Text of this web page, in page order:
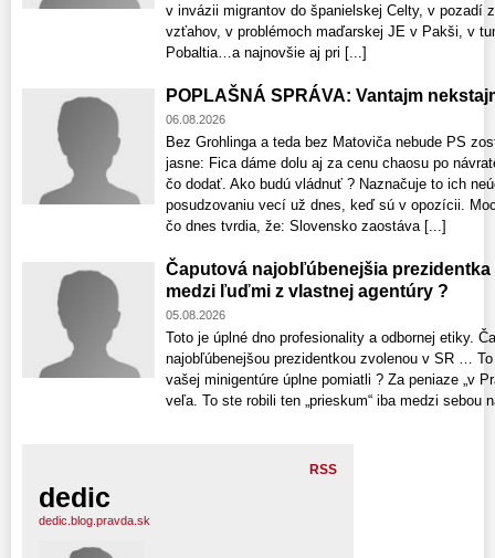
v invázii migrantov do španielskej Celty, v pozadí
vzťahov, v problémoch maďarskej JE v Pakši, v
Pobaltia…a najnovšie aj pri [...]
POPLAŠNÁ SPRÁVA: Vantajm
06.08.2026
Bez Grohlinga a teda bez Matoviča nebude PS
jasne: Fica dáme dolu aj za cenu chaosu po
čo dodať. Ako budú vládnuť ? Naznačuje to ich
posudzovaniu vecí už dnes, keď sú v opozícii.
čo dnes tvrdia, že: Slovensko zaostáva [...]
Čaputová najobľúbenejšia
medzi ľuďmi z vlastnej agentúry ?
05.08.2026
Toto je úplné dno profesionality a odbornej etiky.
najobľúbenejšou prezidentkou zvolenou v SR …
vašej minigentúre úplne pomiatli ? Za peniaze „v
veľa. To ste robili ten „prieskum“ iba medzi sebou
RSS
dedic
dedic.blog.pravda.sk